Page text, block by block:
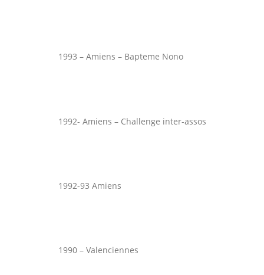
1993 – Amiens – Bapteme Nono
1992- Amiens – Challenge inter-assos
1992-93 Amiens
1990 – Valenciennes